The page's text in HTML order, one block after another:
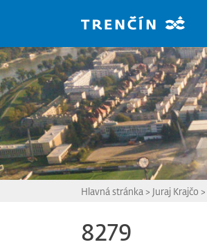
Hlavná stránka > Juraj Krajčo >
8279